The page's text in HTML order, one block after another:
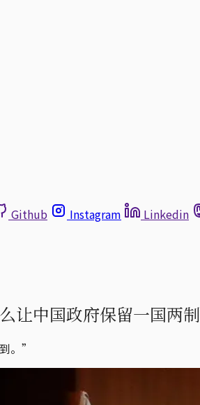
Github Instagram Linkedin
让中国政府保留一国两制
。”